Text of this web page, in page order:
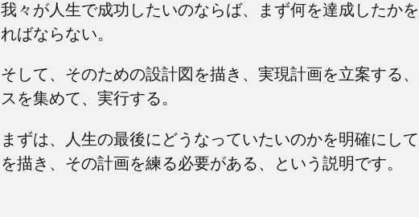
我々が人生で成功したいのならば、まず何を達成したか
ればならない。
そして、そのための設計図を描き、実現計画を立案する
スを集めて、実行する。
まずは、人生の最後にどうなっていたいのかを明確にし
を描き、その計画を練る必要がある、という説明です。